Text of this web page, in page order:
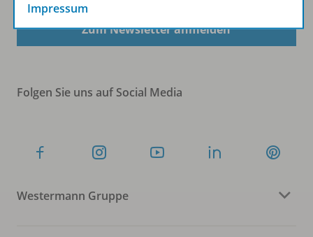
Zum Newsletter anmelden
Folgen Sie uns auf Social Media
Westermann Gruppe
Impressum